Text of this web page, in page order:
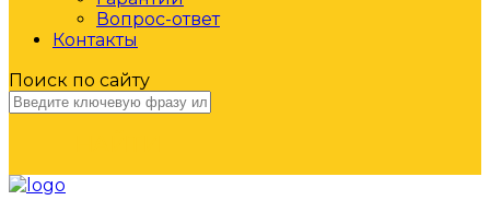
Вопрос-ответ
Контакты
Поиск по сайту